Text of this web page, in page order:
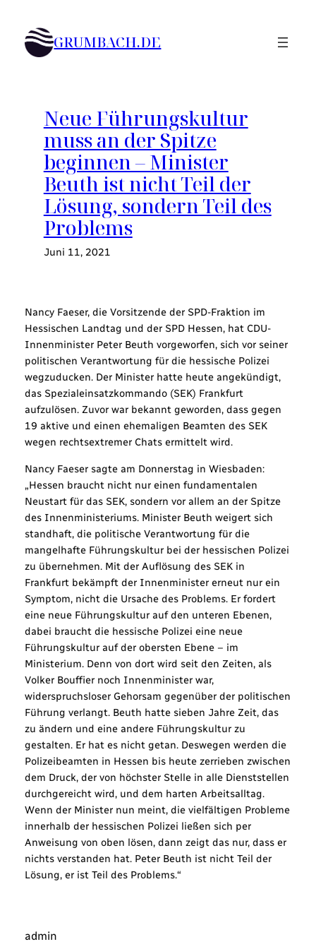
Inhalt
springen GRUMBACH.DE
Neue Führungskultur
muss an der Spitze
beginnen – Minister
Beuth ist nicht Teil der
Lösung, sondern Teil des
Problems
Juni 11, 2021
Nancy Faeser, die Vorsitzende der SPD-Fraktion im
Hessischen Landtag und der SPD Hessen, hat CDU-
Innenminister Peter Beuth vorgeworfen, sich vor seiner
politischen Verantwortung für die hessische Polizei
wegzuducken. Der Minister hatte heute angekündigt,
das Spezialeinsatzkommando (SEK) Frankfurt
aufzulösen. Zuvor war bekannt geworden, dass gegen
19 aktive und einen ehemaligen Beamten des SEK
wegen rechtsextremer Chats ermittelt wird.
Nancy Faeser sagte am Donnerstag in Wiesbaden:
„Hessen braucht nicht nur einen fundamentalen
Neustart für das SEK, sondern vor allem an der Spitze
des Innenministeriums. Minister Beuth weigert sich
standhaft, die politische Verantwortung für die
mangelhafte Führungskultur bei der hessischen Polizei
zu übernehmen. Mit der Auflösung des SEK in
Frankfurt bekämpft der Innenminister erneut nur ein
Symptom, nicht die Ursache des Problems. Er fordert
eine neue Führungskultur auf den unteren Ebenen,
dabei braucht die hessische Polizei eine neue
Führungskultur auf der obersten Ebene – im
Ministerium. Denn von dort wird seit den Zeiten, als
Volker Bouffier noch Innenminister war,
widerspruchsloser Gehorsam gegenüber der politischen
Führung verlangt. Beuth hatte sieben Jahre Zeit, das
zu ändern und eine andere Führungskultur zu
gestalten. Er hat es nicht getan. Deswegen werden die
Polizeibeamten in Hessen bis heute zerrieben zwischen
dem Druck, der von höchster Stelle in alle Dienststellen
durchgereicht wird, und dem harten Arbeitsalltag.
Wenn der Minister nun meint, die vielfältigen Probleme
innerhalb der hessischen Polizei ließen sich per
Anweisung von oben lösen, dann zeigt das nur, dass er
nichts verstanden hat. Peter Beuth ist nicht Teil der
Lösung, er ist Teil des Problems.“
admin